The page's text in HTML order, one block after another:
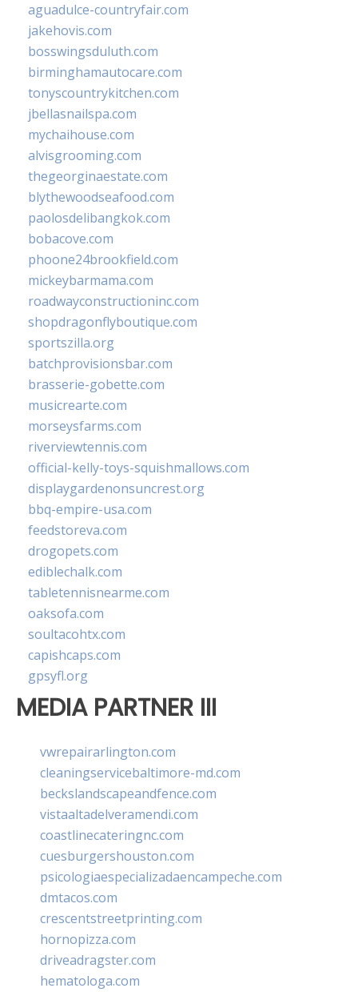
aguadulce-countryfair.com
jakehovis.com
bosswingsduluth.com
birminghamautocare.com
tonyscountrykitchen.com
jbellasnailspa.com
mychaihouse.com
alvisgrooming.com
thegeorginaestate.com
blythewoodseafood.com
paolosdelibangkok.com
bobacove.com
phoone24brookfield.com
mickeybarmama.com
roadwayconstructioninc.com
shopdragonflyboutique.com
sportszilla.org
batchprovisionsbar.com
brasserie-gobette.com
musicrearte.com
morseysfarms.com
riverviewtennis.com
official-kelly-toys-squishmallows.com
displaygardenonsuncrest.org
bbq-empire-usa.com
feedstoreva.com
drogopets.com
ediblechalk.com
tabletennisnearme.com
oaksofa.com
soultacohtx.com
capishcaps.com
gpsyfl.org
MEDIA PARTNER III
vwrepairarlington.com
cleaningservicebaltimore-md.com
beckslandscapeandfence.com
vistaaltadelveramendi.com
coastlinecateringnc.com
cuesburgershouston.com
psicologiaespecializadaencampeche.com
dmtacos.com
crescentstreetprinting.com
hornopizza.com
driveadragster.com
hematologa.com